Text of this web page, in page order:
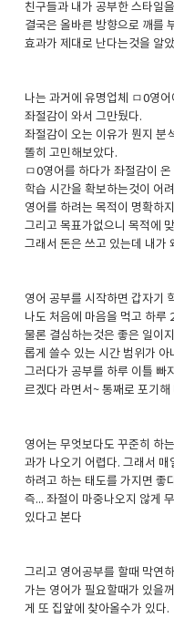
친구들과 내가 공부한 스타일
결국은 올바른 방향으로 깨를
효과가 제대로 난다는것을 알
나는 과거에 유명업체 ㅁ0영
좌절감이 와서 그만뒀다.
좌절감이 오는 이유가 뭔지 분
똘히 고민해보았다.
ㅁ0영어를 하다가 좌절감이 온
학습 시간을 확보하는것이 어
영어를 하려는 목적이 명확하
그리고 목표가없으니 목적에
그래서 돈은 쓰고 있는데 내가
영어 공부를 시작하면 갑자기
나도 처음에 마음을 먹고 하루
물론 결심하는것은 좋은 일이
롭게 쓸수 있는 시간 범위가
그러다가 공부를 하루 이틀 빠
르겠다 라면서~ 통째로 포기해
영어는 무엇보다도 꾸준히 하
과가 나오기 어렵다. 그래서
하려고 하는 태도를 가지면 좋
즉... 좌절이 마중나오지 않게
있다고 본다
그리고 영어공부를 할때 막연
가는 영어가 필요할때가 있을
게 또 집앞에 찾아올수가 있다.